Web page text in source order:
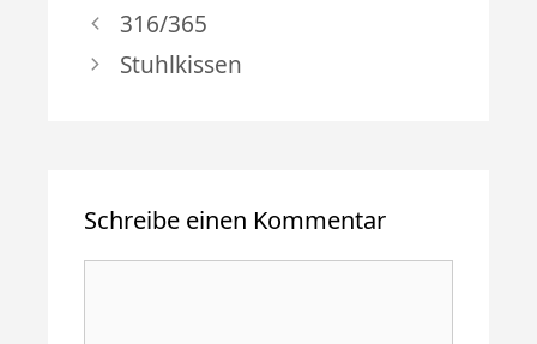
316/365
Stuhlkissen
Schreibe einen Kommentar